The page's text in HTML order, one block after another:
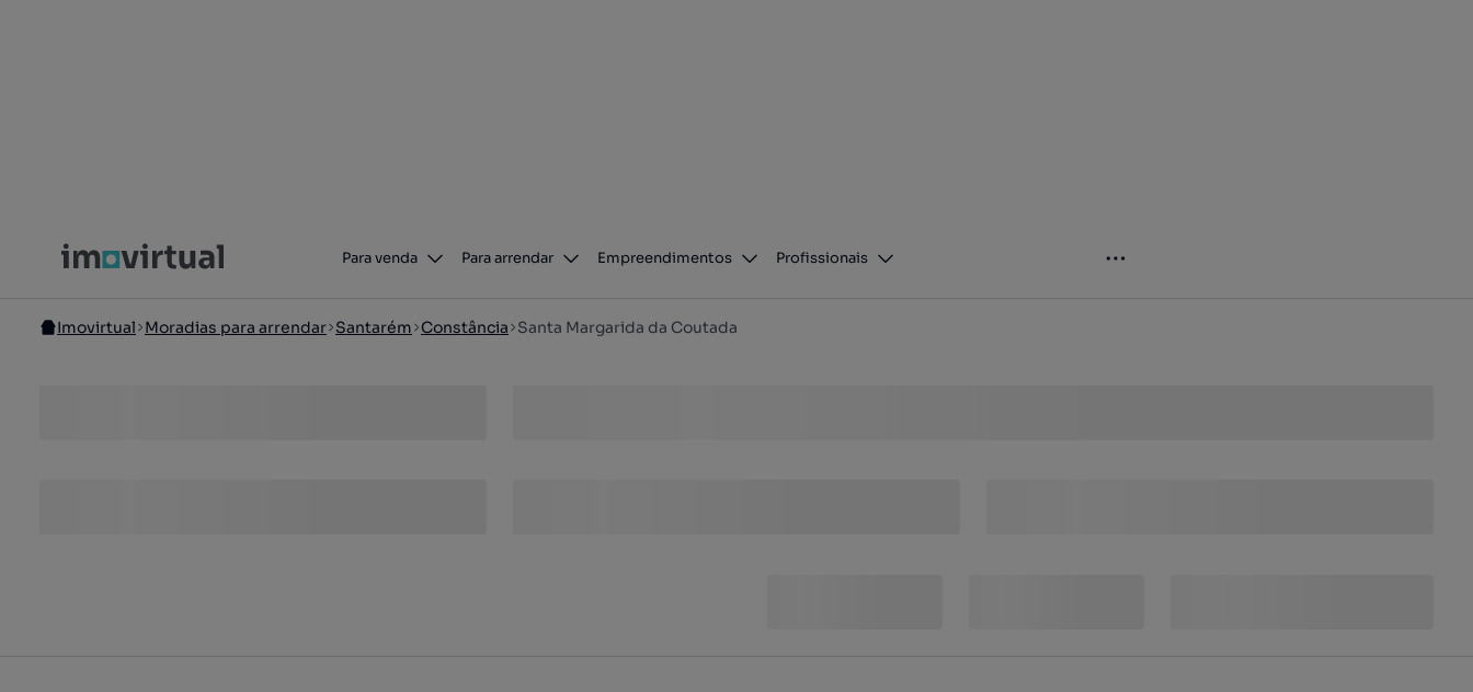
Para venda Para arrendar Empreendimentos Profissionais
Imovirtual Moradias para arrendar Santarém Constância Santa Margarida da Coutada